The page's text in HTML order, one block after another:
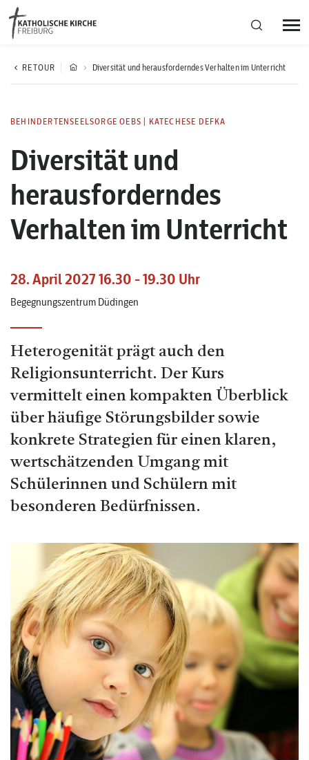
Bistumsregion Deutschfreiburg
Kirchliches Leben
Kantonale Körperschaft
RETOUR Diversität und herausforderndes Verhalten im Unterricht
BEHINDERTENSEELSORGE OEBS KATECHESE DEFKA
Diversität und
herausforderndes
Verhalten im Unterricht
28. April 2027 16.30 - 19.30 Uhr
Begegnungszentrum Düdingen
Heterogenität prägt auch den
Religionsunterricht. Der Kurs
vermittelt einen kompakten Überblick
über häufige Störungsbilder sowie
konkrete Strategien für einen klaren,
wertschätzenden Umgang mit
Schülerinnen und Schülern mit
besonderen Bedürfnissen.